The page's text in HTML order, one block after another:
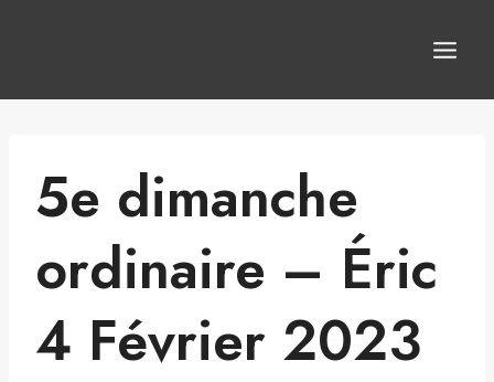
5e dimanche
ordinaire – Éric
4 Février 2023